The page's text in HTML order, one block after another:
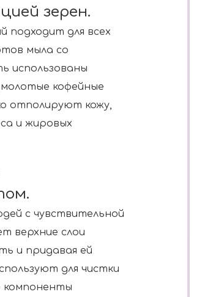
зерен.
подходит для всех
мыла со
использованы
кофейные
отполируют кожу,
и жировых
с чувствительной
верхние слои
и придавая ей
для чистки
компоненты